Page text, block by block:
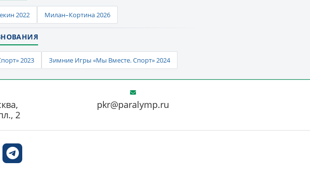
2022 Милан–Кортина 2026
2023 Зимние Игры «Мы Вместе. Спорт» 2024
pkr@paralymp.ru
2